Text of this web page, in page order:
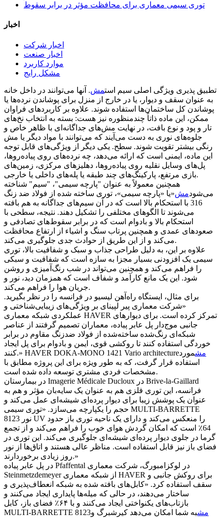
توری سیمی معماری برای محافظت مؤثر در برابر سقوط
اخبار
اخبار شرکت
اخبار صنعت
موارد کاربرد
مشکل رایج
تطبیق پذیری ویژگی اصلی سیم استمش. آنها می‌توانند در داخل خانه
به عنوان سقف و دیوار، یا در خارج از منزل برای پوشاندن نرده‌ها یا
پوشاندن کل ساختمان‌ها استفاده شوند. علاوه بر کاربردهای فراوان
ممکن، این ماده ذاتاً چندمنظوره نیز هست: بسته به انتخاب نخ‌های
تار و پود و نوع بافت، در نهایت مش‌های جداگانه‌ای با ظاهر خاص و
جلوه‌های نوری به دست می‌آیند که می‌توانند با مواد دیگر یا مش
رنگی بیشتر تقویت شوند. سطح. یکی دیگر از ویژگی‌های قابل توجه
این ماده، ایمنی است که ارائه می‌دهد، چه نرده‌های روی پیاده‌روها،
پل‌های وسایل نقلیه روی پیاده‌روها، دهلیزهای مرکزی، زمین‌های
بازی مرتفع، پارکینگ‌های چند طبقه یا پله‌های داخلی یا خارجی.
همچنین معمولاً به عنوان "پارچه سیمی"، "سیم" شناخته
می‌شودمش«یا «پارچه سیمی»، توری ساخته شده از فولاد ضد زنگ
316 با استحکام بالا است که در آن سیم‌های جداگانه به هم بافته
می‌شوند تا الگوهای مختلفی را تشکیل دهند. نتیجه، سطحی با
استحکام بالا و بادوام است که در برابر سقوط‌های تصادفی و
صعودهای عمدی و همچنین پرتاب سنگ و اشیاء از ارتفاع محافظت
می‌کند و از این طریق از حوادث جدی جلوگیری می‌کند.
علاوه بر این، به دلیل طراحی جذاب و سبک و شفافیت بالا، توری
سیمی یک افزودنی بسیار مجزا به سازه است که شفافیت و سبکی
را فراهم می‌کند و همچنین می‌تواند در شب رنگ‌آمیزی و روشن
شود. این یک مانع کارآمد و شفاف است که همزمان دید، نور و
جریان هوا را فراهم می‌کند.
برای مثال، ایستگاه راه‌آهن لیسیو در فرانسه را در نظر بگیرید.
«شرکت معماری پیر لپینای بر ویژگی‌های زیبایی‌شناختی و
عملکردی شبکه معماری HAVER تمرکز کرده است. برای دیوارهای
جانبی موج‌دار پل عابر پیاده، معماران تصمیم گرفتند از عناصر
شبکه‌ای رنگ‌شده ساخته‌شده از فولاد ضدزنگ مقاوم در برابر
خوردگی استفاده کنند تا روکشی قوی، ایمن و بادوام برای پل ایجاد
کنند.» HAVER DOKA-MONO 1421 Vario architecture
مشمورد
استفاده قرار گرفت، که به طور ویژه برای این پروژه مطابق با
مشخصات فردی مشتری توسعه داده شده است.
در بیمارستان Imagerie Médicale Ducloux در Brive-la-Gaillard
فرانسه، این توری فلزی هم به عنوان یک سایه‌بان مؤثر و هم به
عنوان یک پوشش زیبا برای دیوار پرده‌ای شیشه‌ای عمل می‌کند و
حجم را یکپارچه می‌سازد. «توری سیمی MULTI-BARRETTE
8123 نور UV را منعکس می‌کند و دارای یک ناحیه توری باز حدود
64٪ است که امکان گردش هوای خوب را فراهم می‌کند و از تجمع
گرما در جلوی دیوار پرده‌ای شیشه‌ای جلوگیری می‌کند. این توری در
فضای باز نیز قابل استفاده است. مناظر عالی هستند و اتاق‌ها از نور
روز زیادی برخوردارند.»
در پل عابر پیاده Pfaffental در لوکزامبورگ، شرکت معماری
Steinmetzdemeyer از شبکه معماری HAVER برای روکش جانبی و
سقف استفاده کرد. «کابل‌های بافته شده به شبکه انعطاف‌پذیری و
ساختار می‌دهند، در حالی که میله‌ها پایداری ایجاد می‌کنند و
بازتاب‌های یکنواختی ایجاد می‌کنند و با ۶۴٪ فضای باز، کابل
MULTI-BARRETTE 8123
مشبه شما امکان می‌دهد کیرشبرگ و